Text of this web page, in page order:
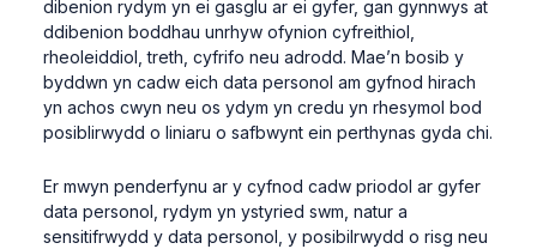
dibenion rydym yn ei gasglu ar ei gyfer, gan gynnwys at
ddibenion boddhau unrhyw ofynion cyfreithiol,
rheoleiddiol, treth, cyfrifo neu adrodd. Mae’n bosib y
byddwn yn cadw eich data personol am gyfnod hirach
yn achos cwyn neu os ydym yn credu yn rhesymol bod
posiblirwydd o liniaru o safbwynt ein perthynas gyda chi.
Er mwyn penderfynu ar y cyfnod cadw priodol ar gyfer
data personol, rydym yn ystyried swm, natur a
sensitifrwydd y data personol, y posibilrwydd o risg neu